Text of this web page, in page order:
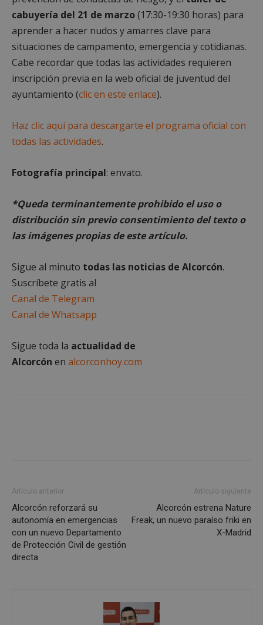
cabuyería del 21 de marzo(17:30-19:30 horas) para
aprender a hacer nudos y amarres clave para
situaciones de campamento, emergencia y cotidianas.
Cabe recordar que todas las actividades requieren
inscripción previa en la web oficial de juventud del
ayuntamiento (clic en este enlace).
Haz clic aquí para descargarte el programa oficial con
todas las actividades.
Fotografía principal: envato.
*Queda terminantemente prohibido el uso o
distribución sin previo consentimiento del texto o
las imágenes propias de este artículo.
Sigue al minuto todas las noticias de Alcorcón.
Suscríbete gratis al
Canal de Telegram
Canal de Whatsapp
Sigue toda la actualidad de
Alcorcón en alcorconhoy.com
Artículo anterior
Alcorcón reforzará su
autonomía en emergencias
con un nuevo Departamento
de Protección Civil de gestión
directa
Artículo siguiente
Alcorcón estrena Nature
Freak, un nuevo paraíso friki en
X-Madrid
Cookies no clasificadas
Cookies de rendimiento
Cookies de preferencias
Cookies no clasificadas
Las cookies estrictamente necesarias permiten la
funcionalidad principal del sitio web, como el
inicio de sesión de usuario y la gestión de cuentas.
las cookies estrictamente necesarias.
Dominio
PHPSESSID
AWSALBCORS
Amazon.com
1 semana